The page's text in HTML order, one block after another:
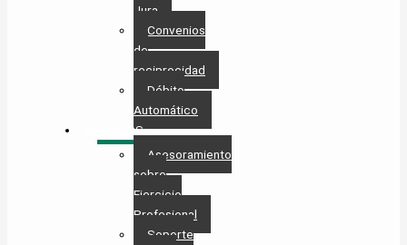
Jura
Convenios
de
reciprocidad
Débito
Automático
SERVICIOS
Asesoramiento
sobre
Ejercicio
Profesional
Soporte